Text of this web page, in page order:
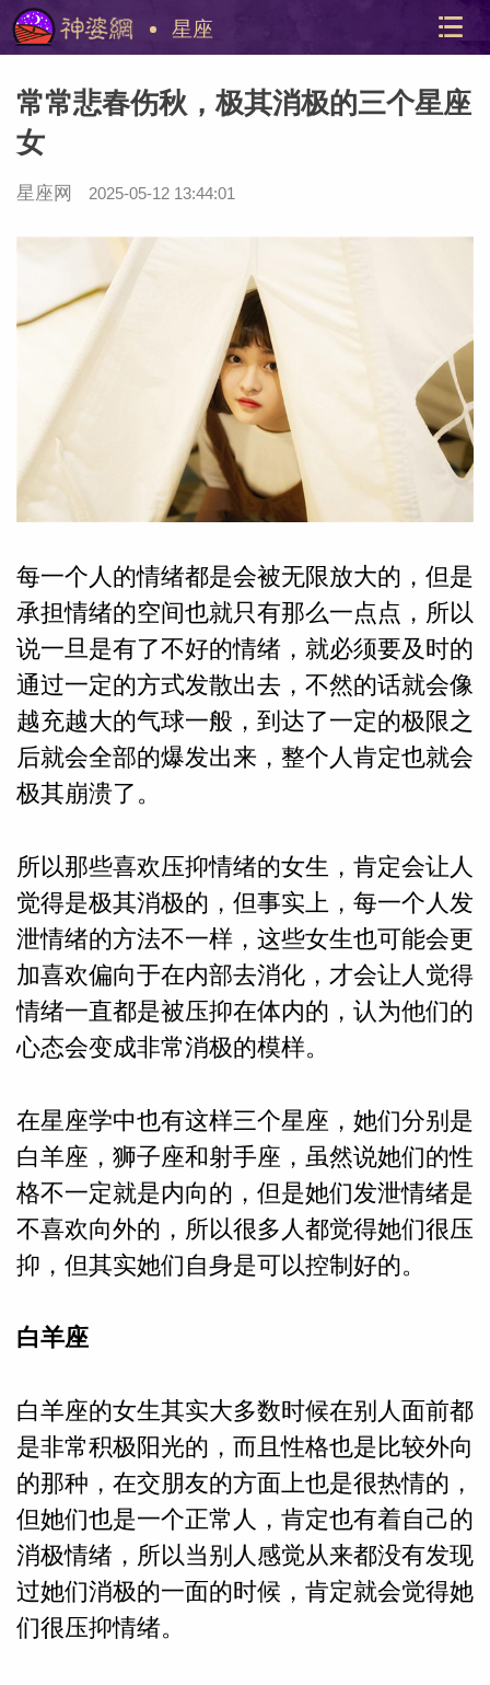
美国神
婆星座
网
星座
航
常常悲春伤秋，极其消极的三个星座
女
星座网 2025-05-12 13:44:01
每一个人的情绪都是会被无限放大的，但是
承担情绪的空间也就只有那么一点点，所以
说一旦是有了不好的情绪，就必须要及时的
通过一定的方式发散出去，不然的话就会像
越充越大的气球一般，到达了一定的极限之
后就会全部的爆发出来，整个人肯定也就会
极其崩溃了。
所以那些喜欢压抑情绪的女生，肯定会让人
觉得是极其消极的，但事实上，每一个人发
泄情绪的方法不一样，这些女生也可能会更
加喜欢偏向于在内部去消化，才会让人觉得
情绪一直都是被压抑在体内的，认为他们的
心态会变成非常消极的模样。
在星座学中也有这样三个星座，她们分别是
白羊座，狮子座和射手座，虽然说她们的性
格不一定就是内向的，但是她们发泄情绪是
不喜欢向外的，所以很多人都觉得她们很压
抑，但其实她们自身是可以控制好的。
白羊座
白羊座的女生其实大多数时候在别人面前都
是非常积极阳光的，而且性格也是比较外向
的那种，在交朋友的方面上也是很热情的，
但她们也是一个正常人，肯定也有着自己的
消极情绪，所以当别人感觉从来都没有发现
过她们消极的一面的时候，肯定就会觉得她
们很压抑情绪。